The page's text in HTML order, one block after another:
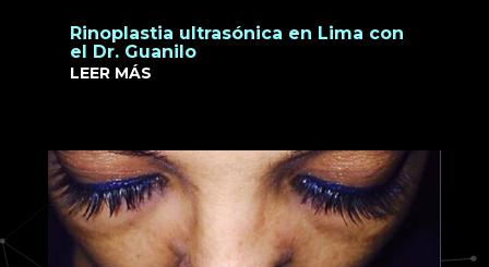
Rinoplastia ultrasónica en Lima con
el Dr. Guanilo
LEER MÁS